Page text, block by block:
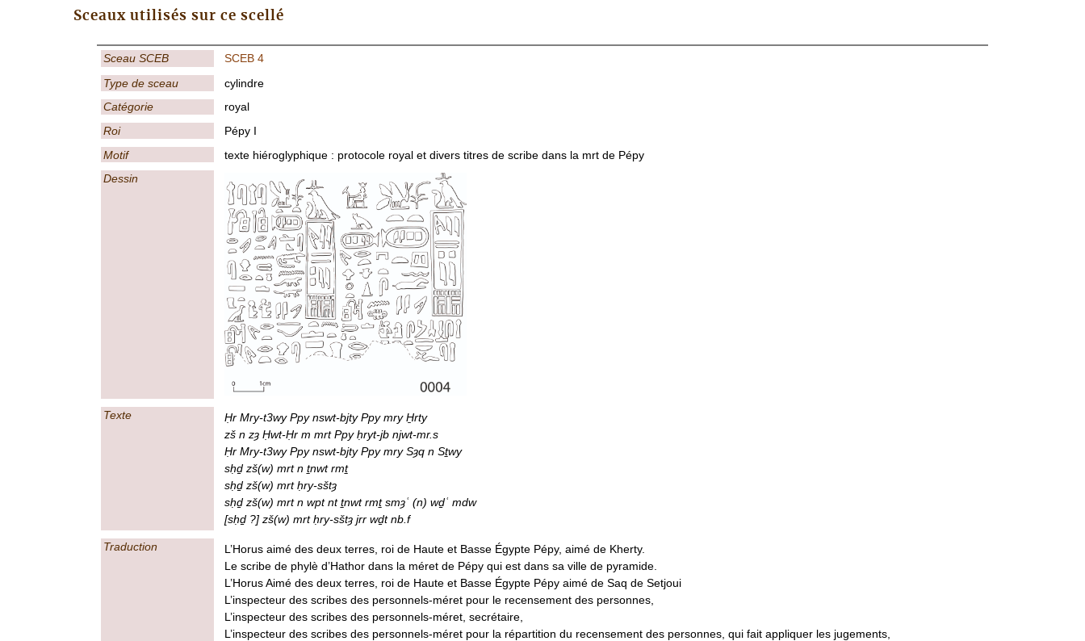
Sceaux utilisés sur ce scellé
Sceau SCEB
SCEB 4
Type de sceau
cylindre
Catégorie
royal
Roi
Pépy I
Motif
texte hiéroglyphique : protocole royal et divers titres de scribe dans la mrt de Pépy
Dessin
Texte
Ḥr Mry-t3wy Ppy nswt-bjty Ppy mry H̱rty
zš n zȝ Ḥwt-Ḥr m mrt Ppy ḥryt-jb njwt-mr.s
Ḥr Mry-t3wy Ppy nswt-bjty Ppy mry Sȝq n Sṯwy
sḥḏ zš(w) mrt n ṯnwt rmṯ
sḥḏ zš(w) mrt ḥry-sštȝ
sḥḏ zš(w) mrt n wpt nt ṯnwt rmṯ smȝʿ (n) wḏʿ mdw
[sḥḏ ?] zš(w) mrt ḥry-sštȝ jrr wḏt nb.f
Traduction
L’Horus aimé des deux terres, roi de Haute et Basse Égypte Pépy, aimé de Kherty.
Le scribe de phylè d’Hathor dans la méret de Pépy qui est dans sa ville de pyramide.
L’Horus Aimé des deux terres, roi de Haute et Basse Égypte Pépy aimé de Saq de Setjoui
L’inspecteur des scribes des personnels-méret pour le recensement des personnes,
L’inspecteur des scribes des personnels-méret, secrétaire,
L’inspecteur des scribes des personnels-méret pour la répartition du recensement des personnes, qui fait appliquer les jugements,